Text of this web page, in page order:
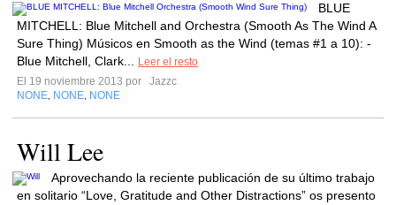
BLUE
MITCHELL: Blue Mitchell and Orchestra (Smooth As The Wind A
Sure Thing) Músicos en Smooth as the Wind (temas #1 a 10): -
Blue Mitchell, Clark...
Leer el resto
El 19 noviembre 2013 por
Jazzc
NONE NONE NONE
Will Lee
Aprovechando la reciente publicación de su último trabajo
en solitario “Love, Gratitude and Other Distractions” os presento